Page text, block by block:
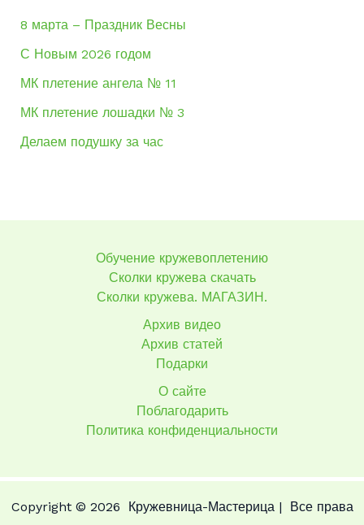
8 марта – Праздник Весны
С Новым 2026 годом
МК плетение ангела № 11
МК плетение лошадки № 3
Делаем подушку за час
Обучение кружевоплетению
Сколки кружева скачать
Сколки кружева. МАГАЗИН.
Архив видео
Архив статей
Подарки
О сайте
Поблагодарить
Политика конфиденциальности
Copyright © 2026 Кружевница-Мастерица | Все права